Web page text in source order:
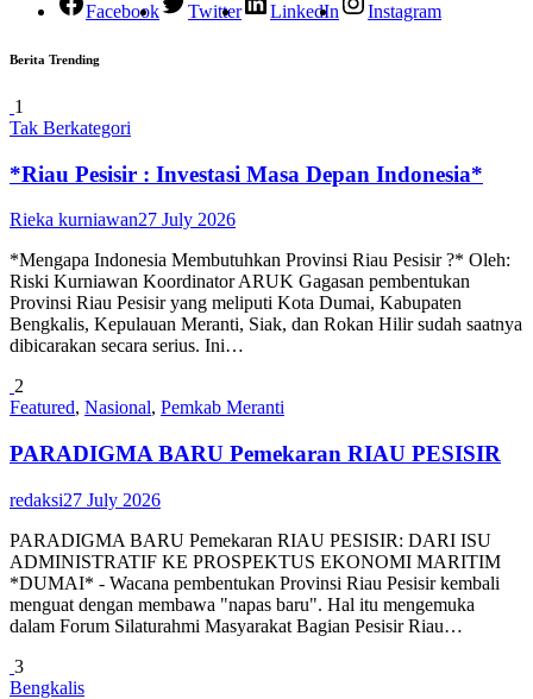
Facebook Twitter LinkedIn Instagram
Berita Trending
1
Tak Berkategori
*Riau Pesisir : Investasi Masa Depan Indonesia*
Rieka kurniawan27 July 2026
*Mengapa Indonesia Membutuhkan Provinsi Riau Pesisir ?* Oleh:
Riski Kurniawan Koordinator ARUK Gagasan pembentukan
Provinsi Riau Pesisir yang meliputi Kota Dumai, Kabupaten
Bengkalis, Kepulauan Meranti, Siak, dan Rokan Hilir sudah saatnya
dibicarakan secara serius. Ini…
2
Featured, Nasional, Pemkab Meranti
PARADIGMA BARU Pemekaran RIAU PESISIR
redaksi27 July 2026
PARADIGMA BARU Pemekaran RIAU PESISIR: DARI ISU
ADMINISTRATIF KE PROSPEKTUS EKONOMI MARITIM
*DUMAI* - Wacana pembentukan Provinsi Riau Pesisir kembali
menguat dengan membawa "napas baru". Hal itu mengemuka
dalam Forum Silaturahmi Masyarakat Bagian Pesisir Riau…
3
Bengkalis